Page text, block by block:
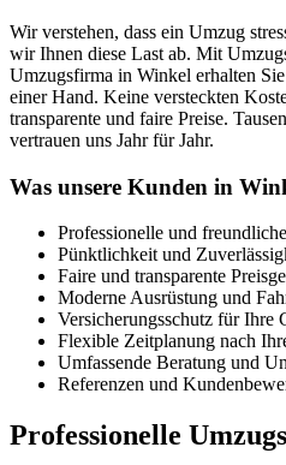
Wir verstehen, dass ein Umzug
wir Ihnen diese Last ab. Mit
Umzugsfirma in Winkel erhalten
einer Hand. Keine versteckten
transparente und faire Preise.
vertrauen uns Jahr für Jahr.
Was unsere Kunden in
Professionelle und
Pünktlichkeit und
Faire und transparente
Moderne Ausrüstung und
Versicherungsschutz für Ihre
Flexible Zeitplanung nach
Umfassende Beratung und
Referenzen und
Professionelle